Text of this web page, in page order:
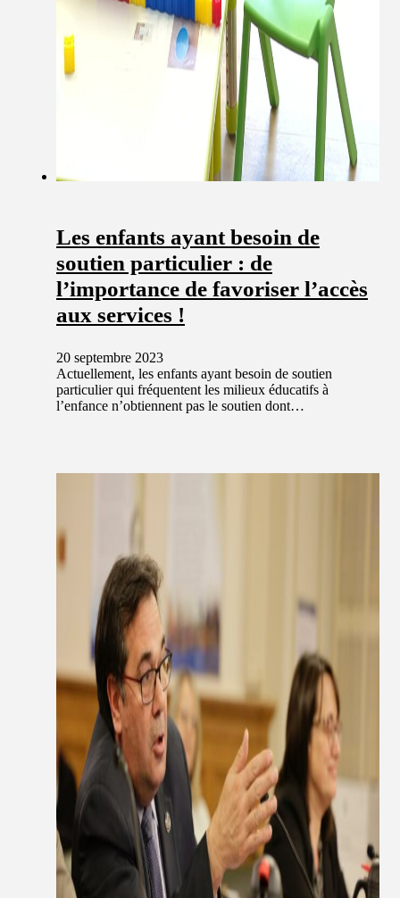
Les enfants ayant besoin de
soutien particulier : de
l’importance de favoriser l’accès
aux services !
20 septembre 2023
Actuellement, les enfants ayant besoin de soutien
particulier qui fréquentent les milieux éducatifs à
l’enfance n’obtiennent pas le soutien dont…